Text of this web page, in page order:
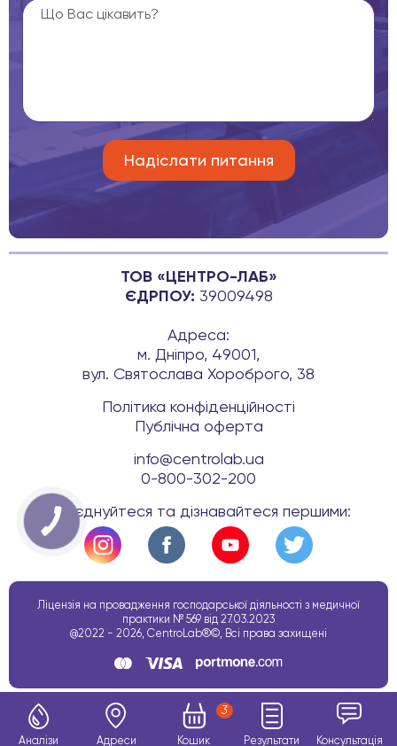
ТОВ «ЦЕНТРО-ЛАБ»
ЄДРПОУ: 39009498
Адреса:
м. Дніпро, 49001,
вул. Святослава Хороброго, 38
Політика конфіденційності
Публічна оферта
info@centrolab.ua
0-800-302-200
Приєднуйтеся та дізнавайтеся першими:
Ліцензія на провадження господарської діяльності з медичної
практики № 569 від 27.03.2023
@2022 - 2026, CentroLab®©, Всі права захищені
Аналізи Адреси Кошик
3
Результати Консультація
КНОПКА
ЗВ'ЯЗКУ